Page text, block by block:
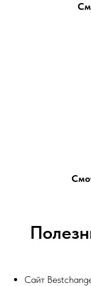
Сайт